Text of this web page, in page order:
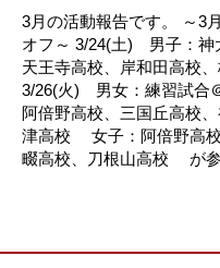
3月の活動報告です。 ～3
オフ～ 3/24(土) 男子：神
天王寺高校、岸和田高校
3/26(火) 男女：練習試合
阿倍野高校、三国丘高校
津高校 女子：阿倍野高
畷高校、刀根山高校 が